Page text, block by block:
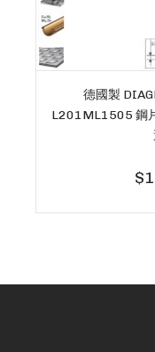
德國製
L201ML1505 鋼